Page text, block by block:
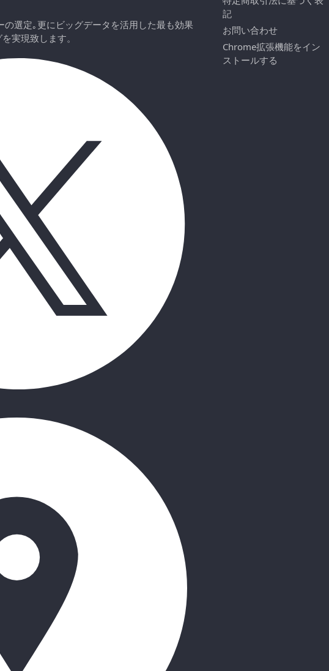
選定｡更にビッグデータを活用した最も効果
実現致します。
記
お問い合わせ
Chrome拡張機能をイン
ストールする